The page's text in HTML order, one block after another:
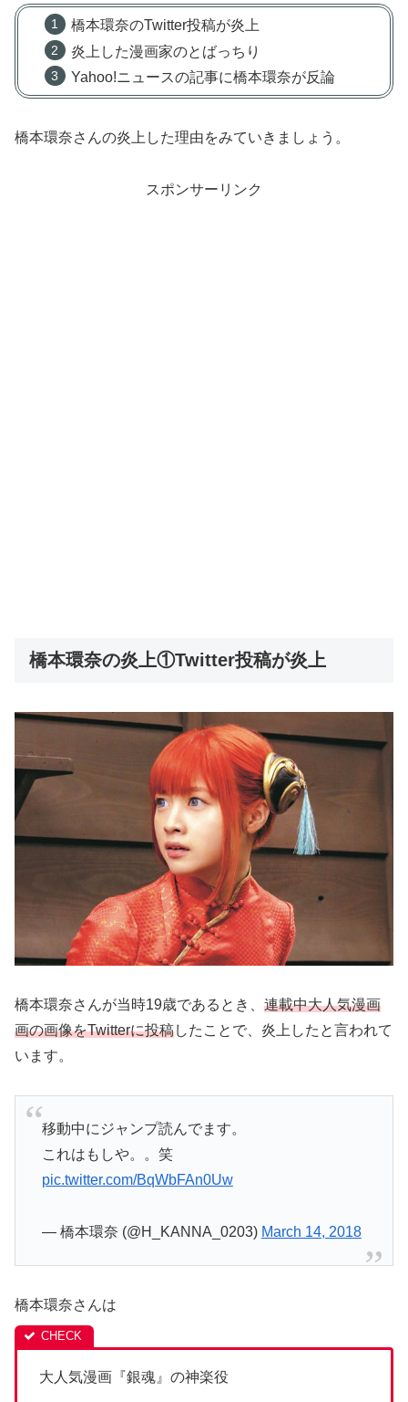
橋本環奈のTwitter投稿が炎上
炎上した漫画家のとばっちり
Yahoo!ニュースの記事に橋本環奈が反論
橋本環奈さんの炎上した理由をみていきましょう。
スポンサーリンク
橋本環奈の炎上①Twitter投稿が炎上
橋本環奈さんが当時19歳であるとき、 連載中大人気漫画
画の画像をTwitterに投稿したことで、炎上したと言われて
います。
移動中にジャンプ読んでます。
これはもしや。。笑
pic.twitter.com/BqWbFAn0Uw
— 橋本環奈 (@H_KANNA_0203) March 14, 2018
橋本環奈さんは
大人気漫画『銀魂』の神楽役